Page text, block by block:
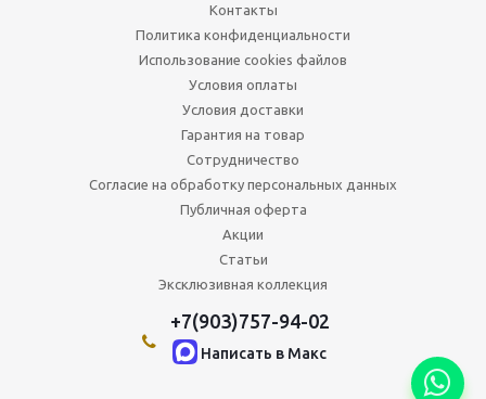
Контакты
Политика конфиденциальности
Использование cookies файлов
Условия оплаты
Условия доставки
Гарантия на товар
Сотрудничество
Согласие на обработку персональных данных
Публичная оферта
Акции
Статьи
Эксклюзивная коллекция
+7(903)757-94-02
Написать в Maкс